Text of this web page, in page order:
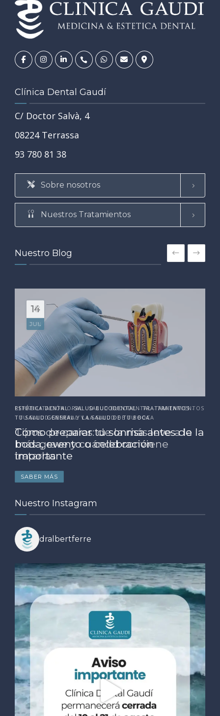
Clínica Dental Gaudí
C/ Doctor Salvà, 4
08224 Terrassa
93 780 81 38
Sobre nosotros
Nuestros Tratamientos
Nuestro Blog
18
JUN
ESTÉTICA DENTAL • SALUD BUCODENTAL • TRATAMIENTOS •
TU SALUD GENERAL Y LA SALUD DE TU BOCA
Cómo preparar tu sonrisa antes de la
boda, evento o celebración
importante
SABER MÁS
Nuestro Instagram
dralbertferre